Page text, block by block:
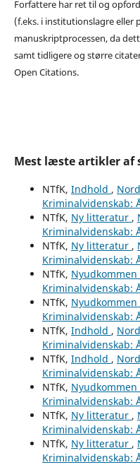
Forfattere har ret til og
(f.eks. i institutionslagre eller
manuskriptprocessen, da
samt tidligere og større
Open Citations.
Mest læste artikler af
NTfK, Indhold ,
Kriminalvidenskab:
NTfK, Ny litteratur ,
Kriminalvidenskab:
NTfK, Ny litteratur ,
Kriminalvidenskab:
NTfK,
Kriminalvidenskab:
NTfK,
Kriminalvidenskab:
NTfK, Indhold ,
Kriminalvidenskab:
NTfK, Indhold ,
Kriminalvidenskab:
NTfK,
Kriminalvidenskab:
NTfK, Ny litteratur ,
Kriminalvidenskab:
NTfK, Ny litteratur ,
Kriminalvidenskab: